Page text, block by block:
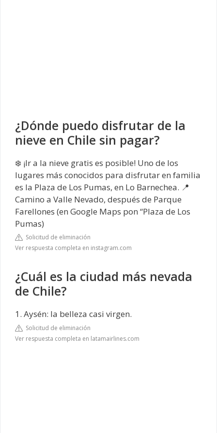
¿Dónde puedo disfrutar de la
nieve en Chile sin pagar?
❄️ ¡Ir a la nieve gratis es posible! Uno de los
lugares más conocidos para disfrutar en familia
es la Plaza de Los Pumas, en Lo Barnechea. 📍
Camino a Valle Nevado, después de Parque
Farellones (en Google Maps pon “Plaza de Los
Pumas)
Solicitud de eliminación
Ver respuesta completa en instagram.com
¿Cuál es la ciudad más nevada
de Chile?
1. Aysén: la belleza casi virgen.
Solicitud de eliminación
Ver respuesta completa en latamairlines.com